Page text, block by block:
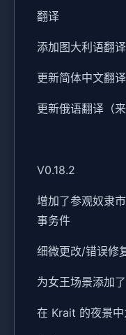
翻译
添加图大利语翻
更新简体中文翻
更新俄语翻译（
V0.18.2
增加了参观奴隶
事务件
细微更改/错误修
为女王场景添加
在 Krait 的夜景